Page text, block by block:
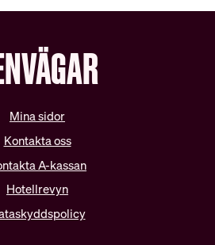
IN ENGLISH
About HRF
Everything related to your
Mina sidor
Kontakta oss
A-kassan
Hotellrevyn